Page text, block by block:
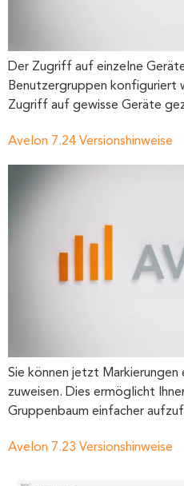
Der Zugriff auf einzelne
Benutzergruppen konfiguriert
Zugriff auf gewisse Geräte
Avelon 7.24 Versionshinweise
Sie können jetzt
zuweisen. Dies ermöglicht
Gruppenbaum einfacher
Avelon 7.23 Versionshinweise